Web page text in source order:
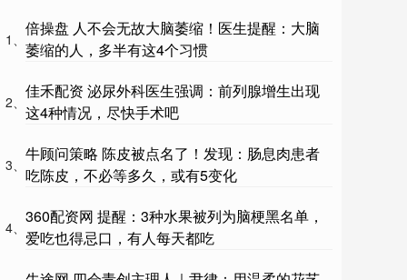
1、
倍操盘 人不会无故大脑萎缩！医生提醒：大脑
萎缩的人，多半有这4个习惯
2、
佳禾配资 泌尿外科医生强调：前列腺增生出现
这4种情况，尽快手术吧
3、
牛顾问策略 陈皮被点名了！发现：肠息肉患者
吃陈皮，不必等多久，或有5变化
4、
360配资网 提醒：3种水果被列为脑梗黑名单，
爱吃也得忌口，有人每天都吃